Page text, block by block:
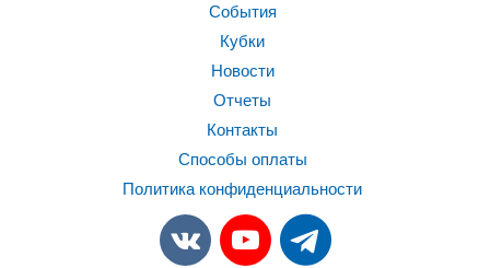
События
Кубки
Новости
Отчеты
Контакты
Способы оплаты
Политика конфиденциальности